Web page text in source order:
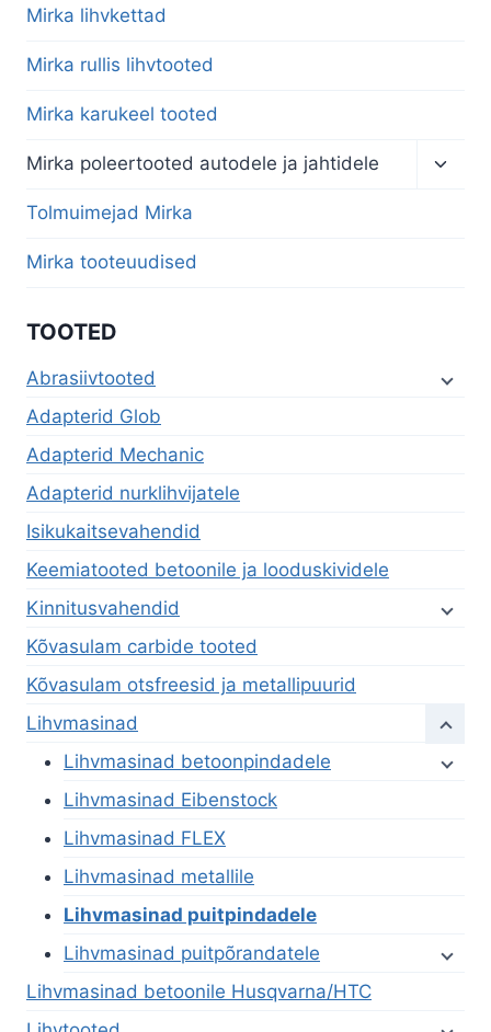
Mirka lihvkettad
Mirka rullis lihvtooted
Mirka karukeel tooted
Mirka poleertooted autodele ja jahtidele
Tolmuimejad Mirka
Mirka tooteuudised
TOOTED
Abrasiivtooted
Adapterid Glob
Adapterid Mechanic
Adapterid nurklihvijatele
Isikukaitsevahendid
Keemiatooted betoonile ja looduskividele
Kinnitusvahendid
Kõvasulam carbide tooted
Kõvasulam otsfreesid ja metallipuurid
Lihvmasinad
Lihvmasinad betoonpindadele
Lihvmasinad Eibenstock
Lihvmasinad FLEX
Lihvmasinad metallile
Lihvmasinad puitpindadele
Lihvmasinad puitpõrandatele
Lihvmasinad betoonile Husqvarna/HTC